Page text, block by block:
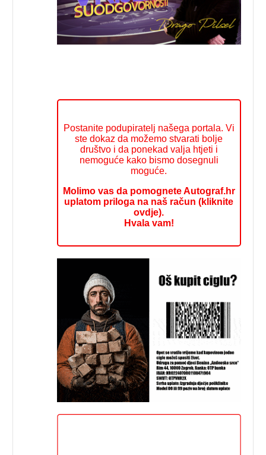
Postanite podupiratelj našega portala. Vi
ste dokaz da možemo stvarati bolje
društvo i da ponekad valja htjeti i
nemoguće kako bismo dosegnuli
moguće.
Molimo vas da pomognete Autograf.hr
uplatom priloga na naš račun (kliknite
ovdje).
Hvala vam!